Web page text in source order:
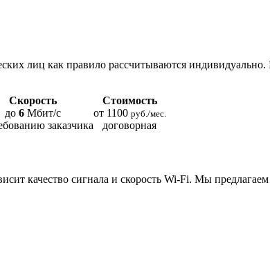
лиц как правило рассчитываются
Скорость
Стоимость
до 6 Мбит/с от 1100 руб./мес.
заказчика договорная
качество сигнала и скорость Wi-Fi. Мы